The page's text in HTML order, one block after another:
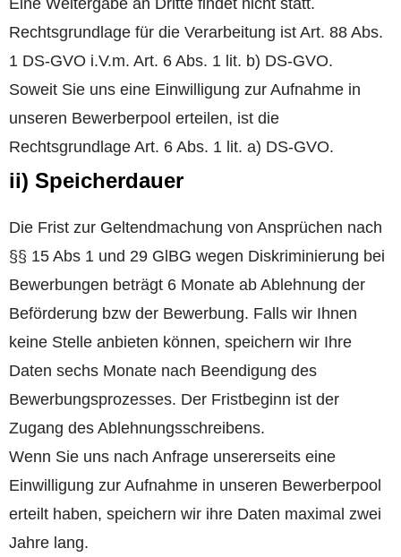
Rechtsgrundlage für die Verarbeitung ist Art. 88 Abs.
1 DS-GVO i.V.m. Art. 6 Abs. 1 lit. b) DS-GVO.
Soweit Sie uns eine Einwilligung zur Aufnahme in
unseren Bewerberpool erteilen, ist die
Rechtsgrundlage Art. 6 Abs. 1 lit. a) DS-GVO.
ii) Speicherdauer
Die Frist zur Geltendmachung von Ansprüchen nach
§§ 15 Abs 1 und 29 GlBG wegen Diskriminierung bei
Bewerbungen beträgt 6 Monate ab Ablehnung der
Beförderung bzw der Bewerbung. Falls wir Ihnen
keine Stelle anbieten können, speichern wir Ihre
Daten sechs Monate nach Beendigung des
Bewerbungsprozesses. Der Fristbeginn ist der
Zugang des Ablehnungsschreibens.
Wenn Sie uns nach Anfrage unsererseits eine
Einwilligung zur Aufnahme in unseren Bewerberpool
erteilt haben, speichern wir ihre Daten maximal zwei
Jahre lang.